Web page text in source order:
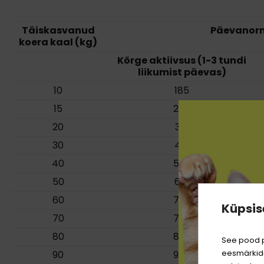
Täiskasvanud
koera kaal (kg)
Kõrge aktiivsus (1-3 tundi
liikumist päevas)
10
185
15
250
20
310
30
415
40
520
50
610
60
700
70
790
80
870
90
950
See pood